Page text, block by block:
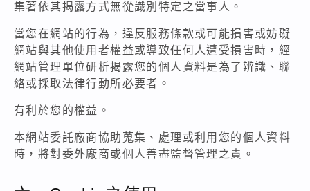
集著依其揭露方式無從識別特定之當事人。
當您在網站的行為，違反服務條款或可能損害或妨礙
網站與其他使用者權益或導致任何人遭受損害時，經
網站管理單位研析揭露您的個人資料是為了辨識、聯
絡或採取法律行動所必要者。
有利於您的權益。
本網站委託廠商協助蒐集、處理或利用您的個人資料
時，將對委外廠商或個人善盡監督管理之責。